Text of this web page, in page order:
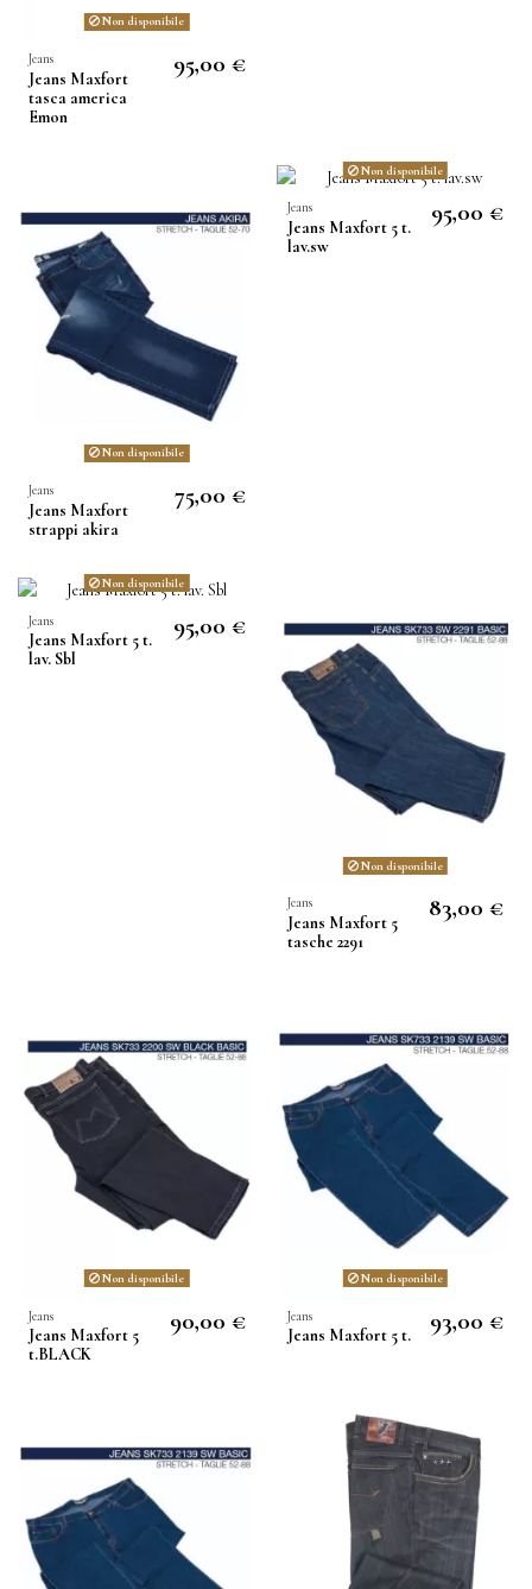
Non disponibile
Jeans
Jeans Maxfort
tasca america
Emon
95,00 €
Non disponibile
Jeans
Jeans Maxfort
strappi akira
75,00 €
Non disponibile
Jeans
Jeans Maxfort 5 t.
lav.sw
95,00 €
Non disponibile
Jeans
Jeans Maxfort 5 t.
lav. Sbl
95,00 €
Non disponibile
Jeans
Jeans Maxfort 5
tasche 2291
83,00 €
Non disponibile
Jeans
Jeans Maxfort 5
t.BLACK
90,00 €
Non disponibile
Jeans
Jeans Maxfort 5 t.
93,00 €